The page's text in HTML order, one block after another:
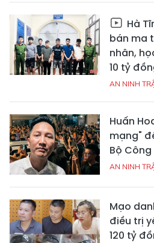
Hà
bán ma
nhân,
10 tỷ
AN NINH
Huấn
mạng"
Bộ Công
AN NINH
Mạo
điều trị
120 tỷ